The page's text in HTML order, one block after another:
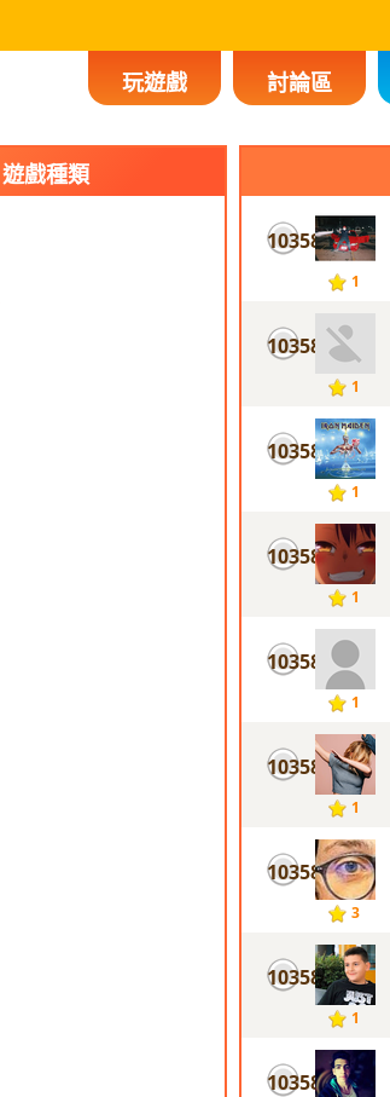
玩遊戲 討論區
遊戲種類
10358
1
10358
1
10358
1
10358
1
10358
1
10358
1
10358
3
10358
1
10358